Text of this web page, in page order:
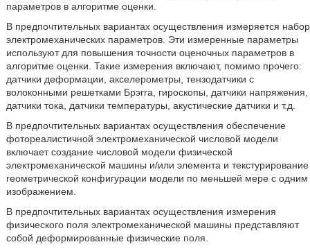
параметров в алгоритме оценки.
В предпочтительных вариантах осуществления измеряется набор
электромеханических параметров. Эти измеренные параметры
используют для повышения точности оценочных параметров в
алгоритме оценки. Такие измерения включают, помимо прочего:
датчики деформации, акселерометры, тензодатчики с
волоконными решетками Брэгга, гироскопы, датчики напряжения,
датчики тока, датчики температуры, акустические датчики и т.д.
В предпочтительных вариантах осуществления обеспечение
фотореалистичной электромеханической числовой модели
включает создание числовой модели физической
электромеханической машины и/или элемента и текстурирование
геометрической конфигурации модели по меньшей мере с одним
изображением.
В предпочтительных вариантах осуществления измерения
физического поля электромеханической машины представляют
собой деформированные физические поля.